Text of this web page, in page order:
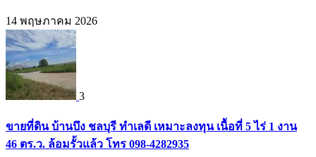
14 พฤษภาคม 2026
3
ขายที่ดิน บ้านบึง ชลบุรี ทำเลดี เหมาะลงทุน เนื้อที่ 5 ไร่ 1 งาน
46 ตร.ว. ล้อมรั้วแล้ว โทร 098-4282935